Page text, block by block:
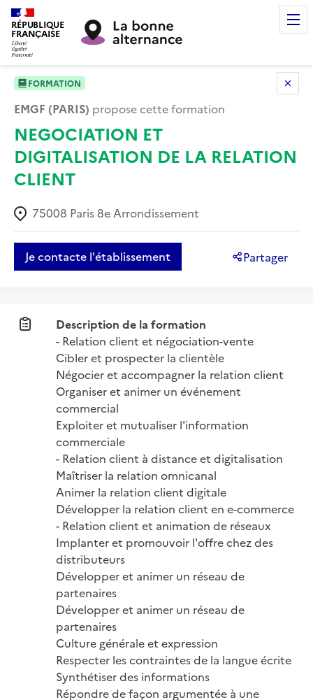
RÉPUBLIQUE
FRANÇAISE
FORMATION
EMGF (PARIS) propose cette formation
NEGOCIATION ET
DIGITALISATION DE LA RELATION
CLIENT
75008 Paris 8e Arrondissement
Je contacte l'établissement Partager
Description de la formation
- Relation client et négociation-vente
Cibler et prospecter la clientèle
Négocier et accompagner la relation client
Organiser et animer un événement
commercial
Exploiter et mutualiser l'information
commerciale
- Relation client à distance et digitalisation
Maîtriser la relation omnicanal
Animer la relation client digitale
Développer la relation client en e-commerce
- Relation client et animation de réseaux
Implanter et promouvoir l'offre chez des
distributeurs
Développer et animer un réseau de
partenaires
Développer et animer un réseau de
partenaires
Culture générale et expression
Respecter les contraintes de la langue écrite
Synthétiser des informations
Répondre de façon argumentée à une